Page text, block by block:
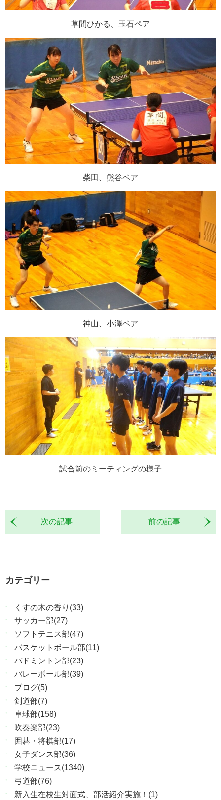
草間ひかる、玉石ペア
柴田、熊谷ペア
神山、小澤ペア
試合前のミーティングの様子
前の記事
次の記事
カテゴリー
くすの木の香り(33)
サッカー部(27)
ソフトテニス部(47)
バスケットボール部(11)
バドミントン部(23)
バレーボール部(39)
ブログ(5)
剣道部(7)
卓球部(158)
吹奏楽部(23)
囲碁・将棋部(17)
女子ダンス部(36)
学校ニュース(1340)
弓道部(76)
新入生在校生対面式、部活紹介実施！(1)